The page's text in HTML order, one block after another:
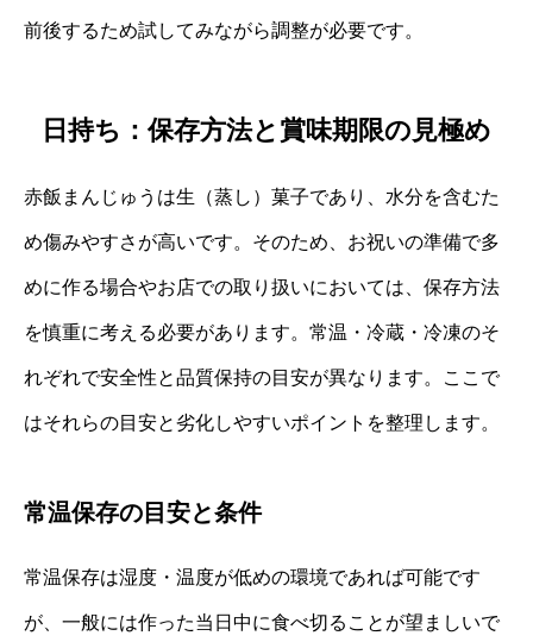
前後するため試してみながら調整が必要です。
日持ち：保存方法と賞味期限の見極め
赤飯まんじゅうは生（蒸し）菓子であり、水分を含むた
め傷みやすさが高いです。そのため、お祝いの準備で多
めに作る場合やお店での取り扱いにおいては、保存方法
を慎重に考える必要があります。常温・冷蔵・冷凍のそ
れぞれで安全性と品質保持の目安が異なります。ここで
はそれらの目安と劣化しやすいポイントを整理します。
常温保存の目安と条件
常温保存は湿度・温度が低めの環境であれば可能です
が、一般には作った当日中に食べ切ることが望ましいで